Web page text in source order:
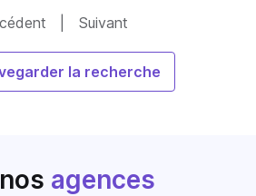
Suivant
la recherche
agences